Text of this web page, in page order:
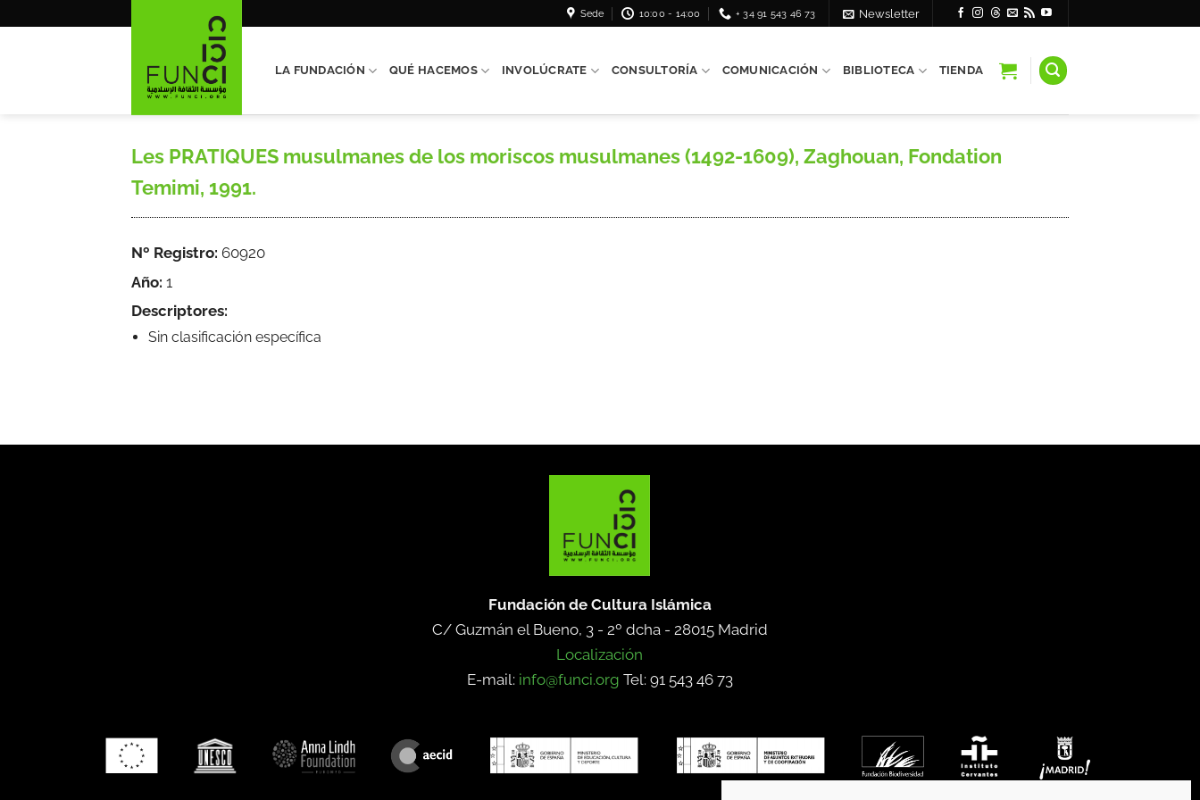
Sede 10:00 - 14:00 + 34 91 543 46 73 Newsletter
LA FUNDACIÓN QUÉ HACEMOS INVOLÚCRATE CONSULTORÍA COMUNICACIÓN BIBLIOTECA TIENDA
Les PRATIQUES musulmanes de los moriscos musulmanes (1492-1609), Zaghouan, Fondation
Temimi, 1991.
Nº Registro: 60920
Año: 1
Descriptores:
Sin clasificación específica
Fundación de Cultura Islámica
C/ Guzmán el Bueno, 3 - 2º dcha - 28015 Madrid
Localización
E-mail: info@funci.org Tel: 91 543 46 73